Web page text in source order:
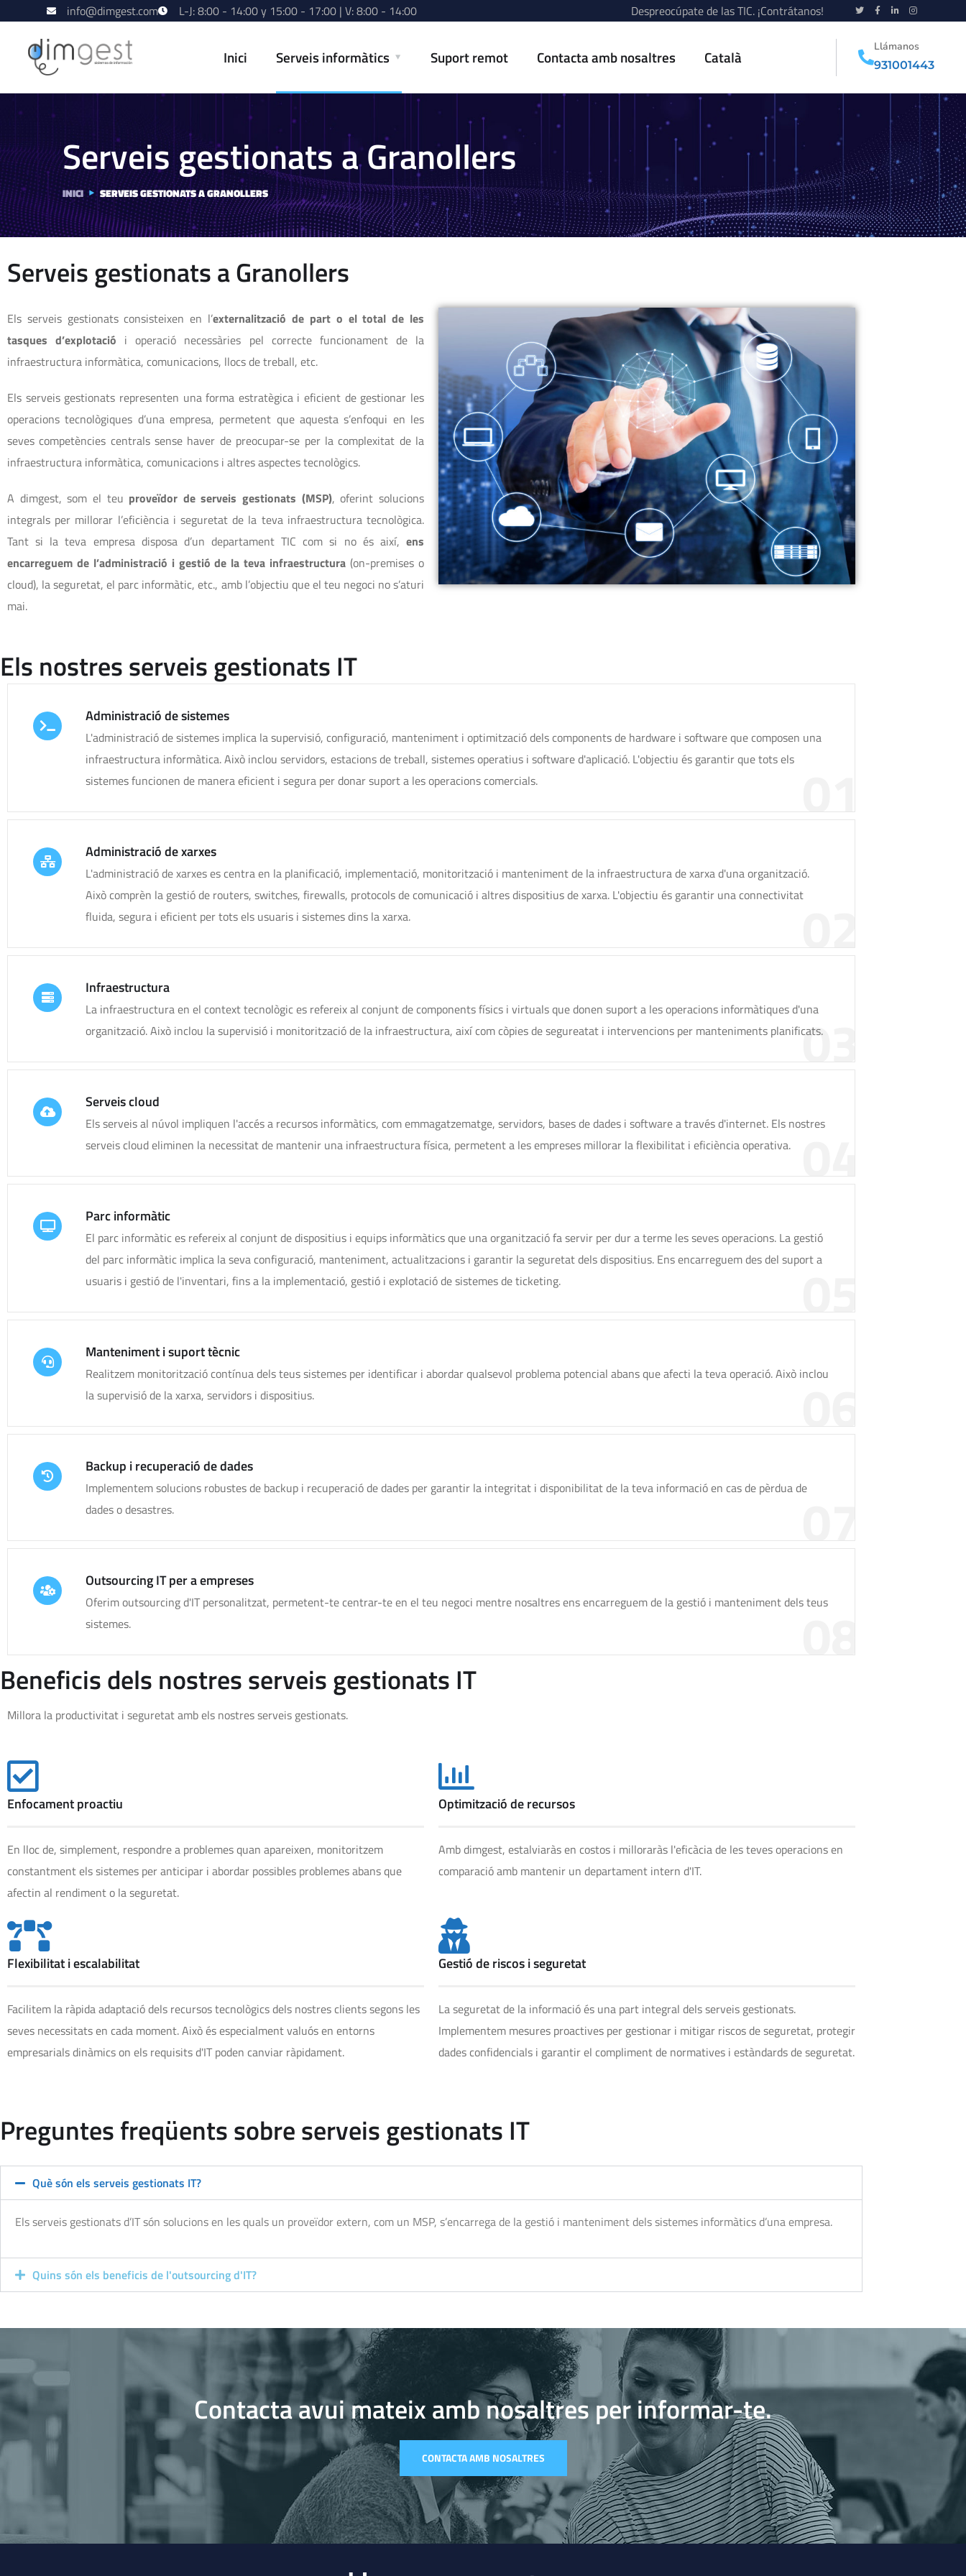
info@dimgest.com L-J: 8:00 - 14:00 y 15:00 - 17:00 | V: 8:00 - 14:00 Despreocúpate de las TIC. ¡Contrátanos!
Inici Serveis informàtics Suport remot Contacta amb nosaltres Català
Llámanos
931001443
Serveis gestionats a Granollers
INICI SERVEIS GESTIONATS A GRANOLLERS
Serveis gestionats a Granollers
Els serveis gestionats consisteixen en l’externalització de part o el total de les
tasques d’explotació i operació necessàries pel correcte funcionament de la
infraestructura informàtica, comunicacions, llocs de treball, etc.
Els serveis gestionats representen una forma estratègica i eficient de gestionar les
operacions tecnològiques d’una empresa, permetent que aquesta s’enfoqui en les
seves competències centrals sense haver de preocupar-se per la complexitat de la
infraestructura informàtica, comunicacions i altres aspectes tecnològics.
A dimgest, som el teu proveïdor de serveis gestionats (MSP), oferint solucions
integrals per millorar l’eficiència i seguretat de la teva infraestructura tecnològica.
Tant si la teva empresa disposa d’un departament TIC com si no és així, ens
encarreguem de l’administració i gestió de la teva infraestructura (on-premises o
cloud), la seguretat, el parc informàtic, etc., amb l’objectiu que el teu negoci no s’aturi
mai.
Els nostres serveis gestionats IT
01
Administració de sistemes
L'administració de sistemes implica la supervisió, configuració, manteniment i optimització dels components de hardware i software que composen una
infraestructura informàtica. Això inclou servidors, estacions de treball, sistemes operatius i software d'aplicació. L'objectiu és garantir que tots els
sistemes funcionen de manera eficient i segura per donar suport a les operacions comercials.
02
Administració de xarxes
L'administració de xarxes es centra en la planificació, implementació, monitorització i manteniment de la infraestructura de xarxa d'una organització.
Això comprèn la gestió de routers, switches, firewalls, protocols de comunicació i altres dispositius de xarxa. L'objectiu és garantir una connectivitat
fluida, segura i eficient per tots els usuaris i sistemes dins la xarxa.
03
Infraestructura
La infraestructura en el context tecnològic es refereix al conjunt de components físics i virtuals que donen suport a les operacions informàtiques d'una
organització. Això inclou la supervisió i monitorització de la infraestructura, així com còpies de segureatat i intervencions per manteniments planificats.
04
Serveis cloud
Els serveis al núvol impliquen l'accés a recursos informàtics, com emmagatzematge, servidors, bases de dades i software a través d'internet. Els nostres
serveis cloud eliminen la necessitat de mantenir una infraestructura física, permetent a les empreses millorar la flexibilitat i eficiència operativa.
05
Parc informàtic
El parc informàtic es refereix al conjunt de dispositius i equips informàtics que una organització fa servir per dur a terme les seves operacions. La gestió
del parc informàtic implica la seva configuració, manteniment, actualitzacions i garantir la seguretat dels dispositius. Ens encarreguem des del suport a
usuaris i gestió de l'inventari, fins a la implementació, gestió i explotació de sistemes de ticketing.
06
Manteniment i suport tècnic
Realitzem monitorització contínua dels teus sistemes per identificar i abordar qualsevol problema potencial abans que afecti la teva operació. Això inclou
la supervisió de la xarxa, servidors i dispositius.
07
Backup i recuperació de dades
Implementem solucions robustes de backup i recuperació de dades per garantir la integritat i disponibilitat de la teva informació en cas de pèrdua de
dades o desastres.
08
Outsourcing IT per a empreses
Oferim outsourcing d'IT personalitzat, permetent-te centrar-te en el teu negoci mentre nosaltres ens encarreguem de la gestió i manteniment dels teus
sistemes.
Beneficis dels nostres serveis gestionats IT
Millora la productivitat i seguretat amb els nostres serveis gestionats.
Enfocament proactiu
En lloc de, simplement, respondre a problemes quan apareixen, monitoritzem
constantment els sistemes per anticipar i abordar possibles problemes abans que
afectin al rendiment o la seguretat.
Optimització de recursos
Amb dimgest, estalviaràs en costos i milloraràs l'eficàcia de les teves operacions en
comparació amb mantenir un departament intern d'IT.
Flexibilitat i escalabilitat
Facilitem la ràpida adaptació dels recursos tecnològics dels nostres clients segons les
seves necessitats en cada moment. Això és especialment valuós en entorns
empresarials dinàmics on els requisits d'IT poden canviar ràpidament.
Gestió de riscos i seguretat
La seguretat de la informació és una part integral dels serveis gestionats.
Implementem mesures proactives per gestionar i mitigar riscos de seguretat, protegir
dades confidencials i garantir el compliment de normatives i estàndards de seguretat.
Preguntes freqüents sobre serveis gestionats IT
Què són els serveis gestionats IT?
Els serveis gestionats d’IT són solucions en les quals un proveïdor extern, com un MSP, s’encarrega de la gestió i manteniment dels sistemes informàtics d’una empresa.
Quins són els beneficis de l'outsourcing d'IT?
Contacta avui mateix amb nosaltres per informar-te.
CONTACTA AMB NOSALTRES